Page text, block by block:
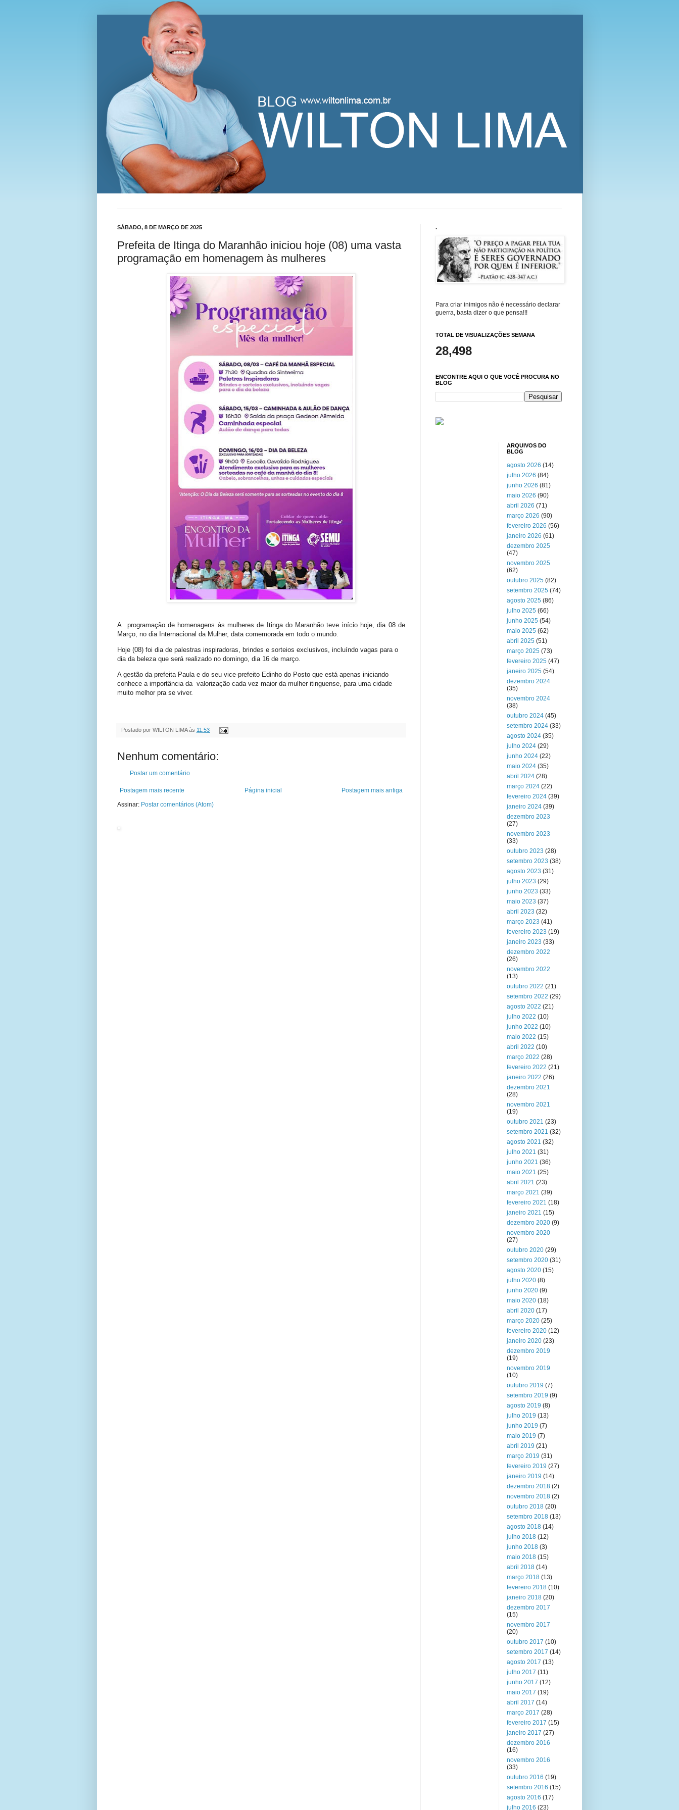
Blog Wilton Lima
SÁBADO, 8 DE MARÇO DE 2025
Prefeita de Itinga do Maranhão iniciou hoje (08) uma vasta
programação em homenagem às mulheres
A programação de homenagens às mulheres de Itinga do Maranhão teve início hoje, dia 08 de
Março, no dia Internacional da Mulher, data comemorada em todo o mundo.
Hoje (08) foi dia de palestras inspiradoras, brindes e sorteios exclusivos, incluíndo vagas para o
dia da beleza que será realizado no domingo, dia 16 de março.
A gestão da prefeita Paula e do seu vice-prefeito Edinho do Posto que está apenas iniciando
conhece a importância da valorização cada vez maior da mulher itinguense, para uma cidade
muito melhor pra se viver.
Postado por WILTON LIMA às 11:53
Nenhum comentário:
Postar um comentário
Postagem mais recente Postagem mais antiga
Página inicial
Assinar: Postar comentários (Atom)
.
Para criar inimigos não é necessário declarar
guerra, basta dizer o que pensa!!!
TOTAL DE VISUALIZAÇÕES SEMANA
28,498
ENCONTRE AQUI O QUE VOCÊ PROCURA NO
BLOG
ARQUIVOS DO
BLOG
agosto 2026 (14)
julho 2026 (84)
junho 2026 (81)
maio 2026 (90)
abril 2026 (71)
março 2026 (90)
fevereiro 2026 (56)
janeiro 2026 (61)
dezembro 2025
(47)
novembro 2025
(62)
outubro 2025 (82)
setembro 2025 (74)
agosto 2025 (86)
julho 2025 (66)
junho 2025 (54)
maio 2025 (62)
abril 2025 (51)
março 2025 (73)
fevereiro 2025 (47)
janeiro 2025 (54)
dezembro 2024
(35)
novembro 2024
(38)
outubro 2024 (45)
setembro 2024 (33)
agosto 2024 (35)
julho 2024 (29)
junho 2024 (22)
maio 2024 (35)
abril 2024 (28)
março 2024 (22)
fevereiro 2024 (39)
janeiro 2024 (39)
dezembro 2023
(27)
novembro 2023
(33)
outubro 2023 (28)
setembro 2023 (38)
agosto 2023 (31)
julho 2023 (29)
junho 2023 (33)
maio 2023 (37)
abril 2023 (32)
março 2023 (41)
fevereiro 2023 (19)
janeiro 2023 (33)
dezembro 2022
(26)
novembro 2022
(13)
outubro 2022 (21)
setembro 2022 (29)
agosto 2022 (21)
julho 2022 (10)
junho 2022 (10)
maio 2022 (15)
abril 2022 (10)
março 2022 (28)
fevereiro 2022 (21)
janeiro 2022 (26)
dezembro 2021
(28)
novembro 2021
(19)
outubro 2021 (23)
setembro 2021 (32)
agosto 2021 (32)
julho 2021 (31)
junho 2021 (36)
maio 2021 (25)
abril 2021 (23)
março 2021 (39)
fevereiro 2021 (18)
janeiro 2021 (15)
dezembro 2020 (9)
novembro 2020
(27)
outubro 2020 (29)
setembro 2020 (31)
agosto 2020 (15)
julho 2020 (8)
junho 2020 (9)
maio 2020 (18)
abril 2020 (17)
março 2020 (25)
fevereiro 2020 (12)
janeiro 2020 (23)
dezembro 2019
(19)
novembro 2019
(10)
outubro 2019 (7)
setembro 2019 (9)
agosto 2019 (8)
julho 2019 (13)
junho 2019 (7)
maio 2019 (7)
abril 2019 (21)
março 2019 (31)
fevereiro 2019 (27)
janeiro 2019 (14)
dezembro 2018 (2)
novembro 2018 (2)
outubro 2018 (20)
setembro 2018 (13)
agosto 2018 (14)
julho 2018 (12)
junho 2018 (3)
maio 2018 (15)
abril 2018 (14)
março 2018 (13)
fevereiro 2018 (10)
janeiro 2018 (20)
dezembro 2017
(15)
novembro 2017
(20)
outubro 2017 (10)
setembro 2017 (14)
agosto 2017 (13)
julho 2017 (11)
junho 2017 (12)
maio 2017 (19)
abril 2017 (14)
março 2017 (28)
fevereiro 2017 (15)
janeiro 2017 (27)
dezembro 2016
(16)
novembro 2016
(33)
outubro 2016 (19)
setembro 2016 (15)
agosto 2016 (17)
julho 2016 (23)